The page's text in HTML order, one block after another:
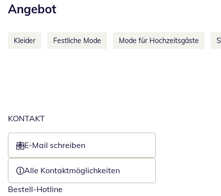
Angebot
Kleider Festliche Mode Mode für Hochzeitsgäste
KONTAKT
E-Mail schreiben
Öffnet E-Mail-Client
Alle Kontaktmöglichkeiten
Bestell-Hotline